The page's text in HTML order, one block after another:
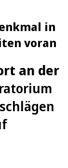
in
voran
an der